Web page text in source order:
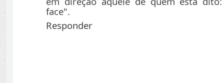
face".
Responder